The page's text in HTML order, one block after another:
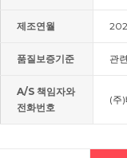
제조연월
품질보증기준 관
A/S 책임자와
전화번호
(주